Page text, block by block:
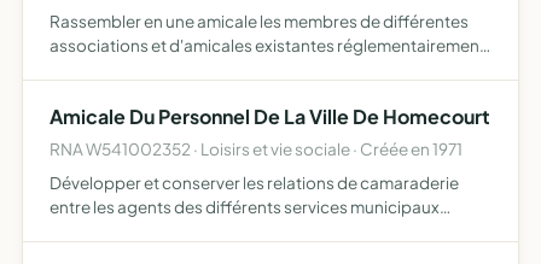
Rassembler en une amicale les membres de différentes
associations et d'amicales existantes réglementairement
Amicale Du Personnel De La Ville De Homecourt
RNA W541002352 · Loisirs et vie sociale · Créée en 1971
Développer et conserver les relations de camaraderie
entre les agents des différents services municipaux